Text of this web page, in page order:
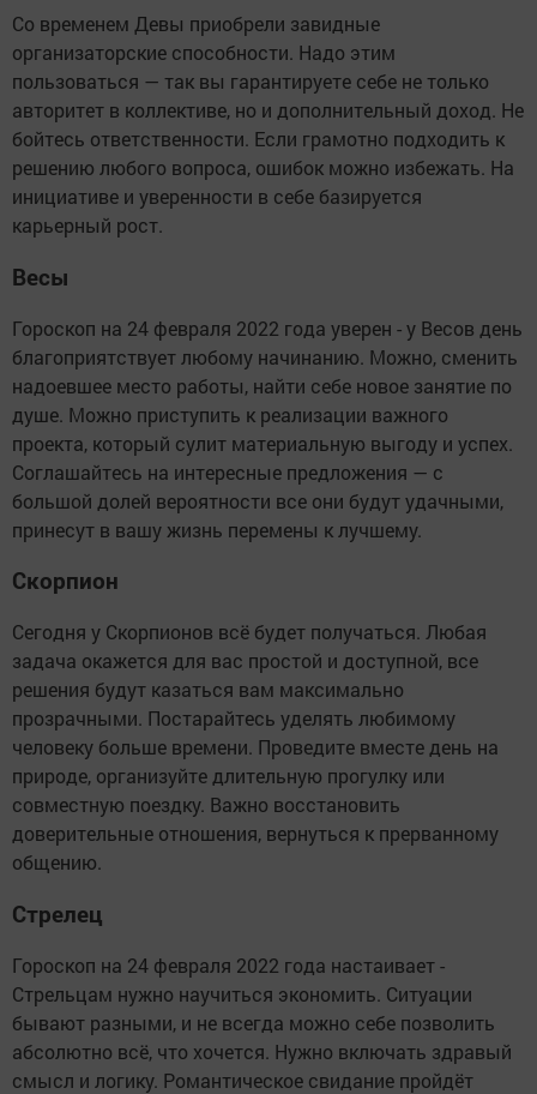
Со временем Девы приобрели завидные
организаторские способности. Надо этим
пользоваться — так вы гарантируете себе не только
авторитет в коллективе, но и дополнительный доход. Не
бойтесь ответственности. Если грамотно подходить к
решению любого вопроса, ошибок можно избежать. На
инициативе и уверенности в себе базируется
карьерный рост.
Весы
Гороскоп на 24 февраля 2022 года уверен - у Весов день
благоприятствует любому начинанию. Можно, сменить
надоевшее место работы, найти себе новое занятие по
душе. Можно приступить к реализации важного
проекта, который сулит материальную выгоду и успех.
Соглашайтесь на интересные предложения — с
большой долей вероятности все они будут удачными,
принесут в вашу жизнь перемены к лучшему.
Скорпион
Сегодня у Скорпионов всё будет получаться. Любая
задача окажется для вас простой и доступной, все
решения будут казаться вам максимально
прозрачными. Постарайтесь уделять любимому
человеку больше времени. Проведите вместе день на
природе, организуйте длительную прогулку или
совместную поездку. Важно восстановить
доверительные отношения, вернуться к прерванному
общению.
Стрелец
Гороскоп на 24 февраля 2022 года настаивает -
Стрельцам нужно научиться экономить. Ситуации
бывают разными, и не всегда можно себе позволить
абсолютно всё, что хочется. Нужно включать здравый
смысл и логику. Романтическое свидание пройдёт